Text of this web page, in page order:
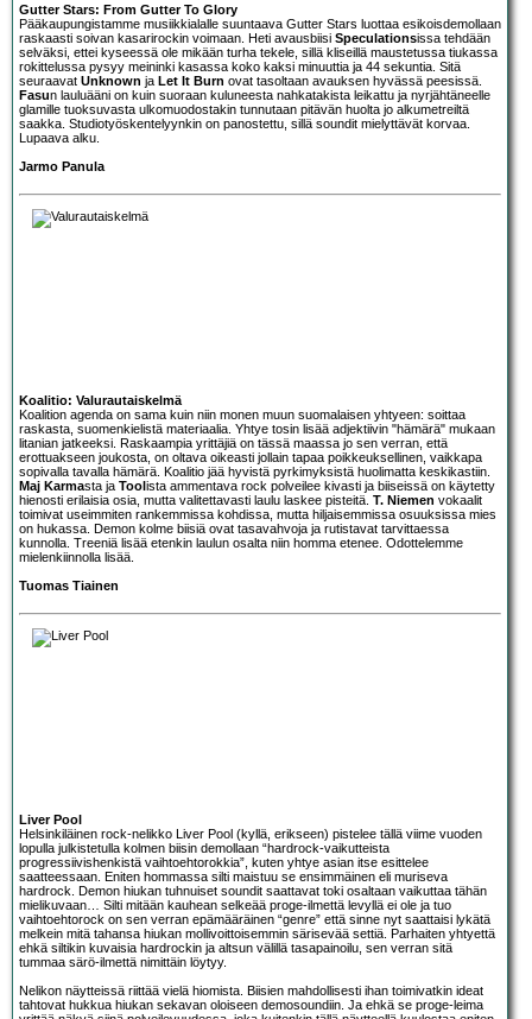
Gutter Stars: From Gutter To Glory
Pääkaupungistamme musiikkialalle suuntaava Gutter Stars luottaa esikoisdemollaan
raskaasti soivan kasarirockin voimaan. Heti avausbiisi Speculationsissa tehdään
selväksi, ettei kyseessä ole mikään turha tekele, sillä kliseillä maustetussa tiukassa
rokittelussa pysyy meininki kasassa koko kaksi minuuttia ja 44 sekuntia. Sitä
seuraavat Unknown ja Let It Burn ovat tasoltaan avauksen hyvässä peesissä.
Fasun lauluääni on kuin suoraan kuluneesta nahkatakista leikattu ja nyrjähtäneelle
glamille tuoksuvasta ulkomuodostakin tunnutaan pitävän huolta jo alkumetreiltä
saakka. Studiotyöskentelyynkin on panostettu, sillä soundit mielyttävät korvaa.
Lupaava alku.
Jarmo Panula
Koalitio: Valurautaiskelmä
Koalition agenda on sama kuin niin monen muun suomalaisen yhtyeen: soittaa
raskasta, suomenkielistä materiaalia. Yhtye tosin lisää adjektiivin "hämärä" mukaan
litanian jatkeeksi. Raskaampia yrittäjiä on tässä maassa jo sen verran, että
erottuakseen joukosta, on oltava oikeasti jollain tapaa poikkeuksellinen, vaikkapa
sopivalla tavalla hämärä. Koalitio jää hyvistä pyrkimyksistä huolimatta keskikastiin.
Maj Karmasta ja Toolista ammentava rock polveilee kivasti ja biiseissä on käytetty
hienosti erilaisia osia, mutta valitettavasti laulu laskee pisteitä. T. Niemen vokaalit
toimivat useimmiten rankemmissa kohdissa, mutta hiljaisemmissa osuuksissa mies
on hukassa. Demon kolme biisiä ovat tasavahvoja ja rutistavat tarvittaessa
kunnolla. Treeniä lisää etenkin laulun osalta niin homma etenee. Odottelemme
mielenkiinnolla lisää.
Tuomas Tiainen
Liver Pool
Helsinkiläinen rock-nelikko Liver Pool (kyllä, erikseen) pistelee tällä viime vuoden
lopulla julkistetulla kolmen biisin demollaan “hardrock-vaikutteista
progressiivishenkistä vaihtoehtorokkia”, kuten yhtye asian itse esittelee
saatteessaan. Eniten hommassa silti maistuu se ensimmäinen eli muriseva
hardrock. Demon hiukan tuhnuiset soundit saattavat toki osaltaan vaikuttaa tähän
mielikuvaan… Silti mitään kauhean selkeää proge-ilmettä levyllä ei ole ja tuo
vaihtoehtorock on sen verran epämääräinen “genre” että sinne nyt saattaisi lykätä
melkein mitä tahansa hiukan mollivoittoisemmin särisevää settiä. Parhaiten yhtyettä
ehkä siltikin kuvaisia hardrockin ja altsun välillä tasapainoilu, sen verran sitä
tummaa särö-ilmettä nimittäin löytyy.
Nelikon näytteissä riittää vielä hiomista. Biisien mahdollisesti ihan toimivatkin ideat
tahtovat hukkua hiukan sekavan oloiseen demosoundiin. Ja ehkä se proge-leima